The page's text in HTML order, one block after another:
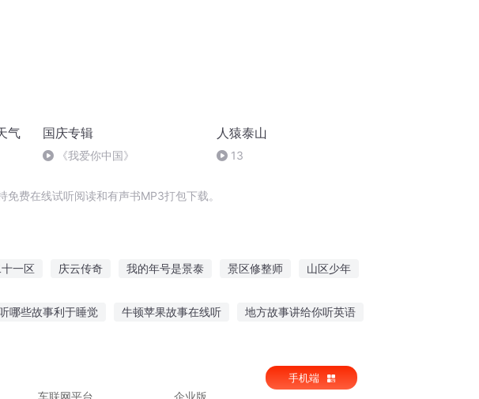
气 国庆专辑
《我爱你中国》
人猿泰山
13
费在线试听阅读和有声书MP3打包下载。
十一区 庆云传奇 我的年号是景泰 景区修整师 山区少年
哪些故事利于睡觉 牛顿苹果故事在线听 地方故事讲给你听英语
车联网平台 企业版
手机端